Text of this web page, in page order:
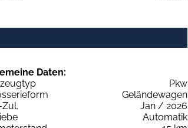
Daten:
Pkw
Geländewagen
Jan / 2026
Automatik